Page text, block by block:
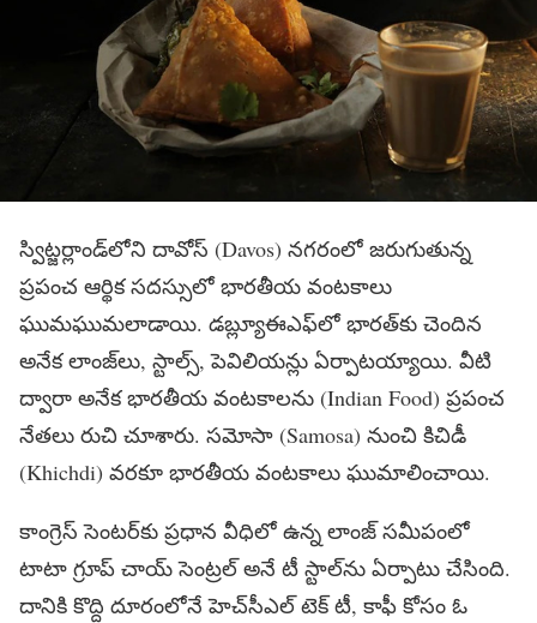
స్విట్జర్లాండ్‌లోని దావోస్‌ (Davos) నగరంలో జరుగుతున్న
ప్రపంచ ఆర్థిక సదస్సులో భారతీయ వంటకాలు
ఘుమఘుమలాడాయి. డబ్ల్యూఈఎఫ్‌లో భారత్‌కు చెందిన
అనేక లాంజ్‌లు, స్టాల్స్‌, పెవిలియన్లు ఏర్పాటయ్యాయి. వీటి
ద్వారా అనేక భారతీయ వంటకాలను (Indian Food) ప్రపంచ
నేతలు రుచి చూశారు. సమోసా (Samosa) నుంచి కిచిడీ
(Khichdi) వరకూ భారతీయ వంటకాలు ఘుమాలించాయి.
కాంగ్రెస్‌ సెంటర్‌కు ప్రధాన వీధిలో ఉన్న లాంజ్‌ సమీపంలో
టాటా గ్రూప్‌ చాయ్‌ సెంట్రల్‌ అనే టీ స్టాల్‌ను ఏర్పాటు చేసింది.
దానికి కొద్ది దూరంలోనే హెచ్‌సీఎల్‌ టెక్‌ టీ, కాఫీ కోసం ఓ